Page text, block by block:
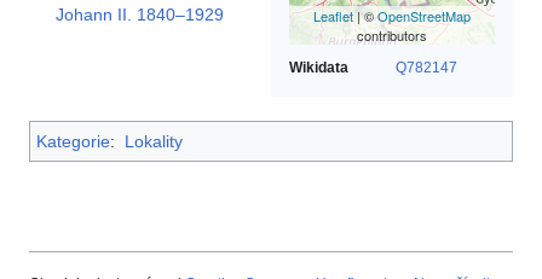
Leaflet | ©OpenStreetMap
contributors
Wikidata Q782147
Johann II. 1840–1929
Kategorie: Lokality